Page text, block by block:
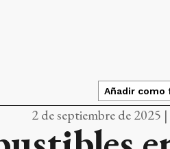
Añadir como
2 de septiembre de 2025